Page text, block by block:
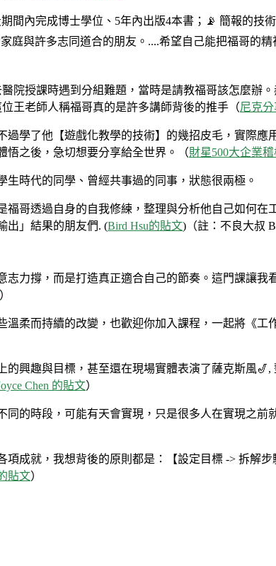
間內完成博士學位、5年內出版4本書；📡 簡報的技
庭與許多志同道合的朋友。....希望自己能把福哥的
院授課時遇到分組難題，當時是請教福哥該怎麼
王老師人稱福哥真的是許多講師背後的推手（尼克
學了他【遊戲化教學的技術】的幾招皮毛，實際
悟之後，急切想要分享給全世界。（財星500大企業
時代的同學、曾經共事過的同事，狀態很兩極。
福哥透過自身的自我修練，整理與分析他自己如何
出」結果的朋友們. (Bird Hsu的貼文)（註：不良大叔
力撐，而是打造真正適合自己的節奏。這門課讓
）
柔而持續的改變，也歡迎你加入課程，一起將《工
興趣與目標，甚至還在現場實體表演了薩克斯風
Chen 的貼文）
同的時段，可能有天會實現，只是很多人在實現之
成就，我想背後的原則都是：【設定目標 -> 拆解
貼文）